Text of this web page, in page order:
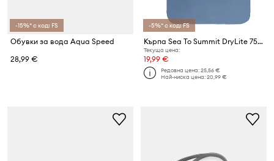
-15%* с код: FS
Обувки за вода Aqua Speed
28,99 €
-5%* с код: FS
Кърпа Sea To Summit DryLite 75 x 150 cm
Текуща цена:
19,99 €
Редовна цена:25,56 €
Най-ниска цена:20,99 €